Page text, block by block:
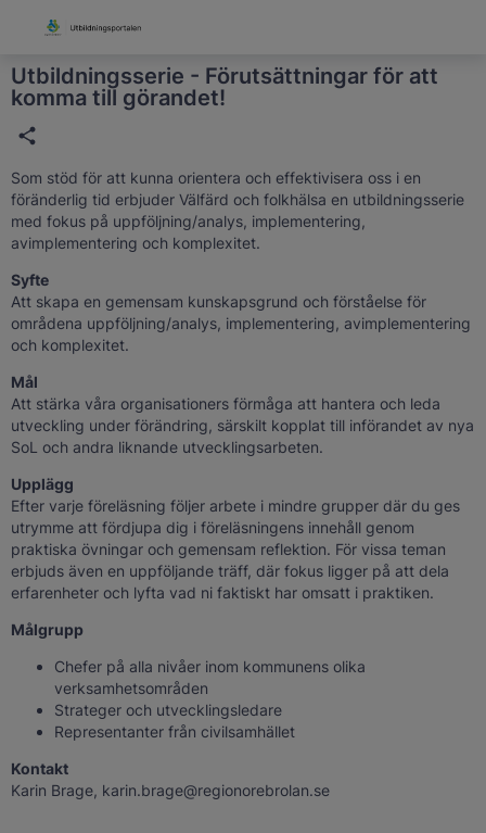
Portal
Utbildningsserie - Förutsättningar för att
komma till görandet!
Som stöd för att kunna orientera och effektivisera oss i en
föränderlig tid erbjuder Välfärd och folkhälsa en utbildningsserie
med fokus på uppföljning/analys, implementering,
avimplementering och komplexitet.
Syfte
Att skapa en gemensam kunskapsgrund och förståelse för
områdena uppföljning/analys, implementering, avimplementering
och komplexitet.
Mål
Att stärka våra organisationers förmåga att hantera och leda
utveckling under förändring, särskilt kopplat till införandet av nya
SoL och andra liknande utvecklingsarbeten.
Upplägg
Efter varje föreläsning följer arbete i mindre grupper där du ges
utrymme att fördjupa dig i föreläsningens innehåll genom
praktiska övningar och gemensam reflektion. För vissa teman
erbjuds även en uppföljande träff, där fokus ligger på att dela
erfarenheter och lyfta vad ni faktiskt har omsatt i praktiken.
Målgrupp
Chefer på alla nivåer inom kommunens olika
verksamhetsområden
Strateger och utvecklingsledare
Representanter från civilsamhället
Kontakt
Karin Brage, karin.brage@regionorebrolan.se